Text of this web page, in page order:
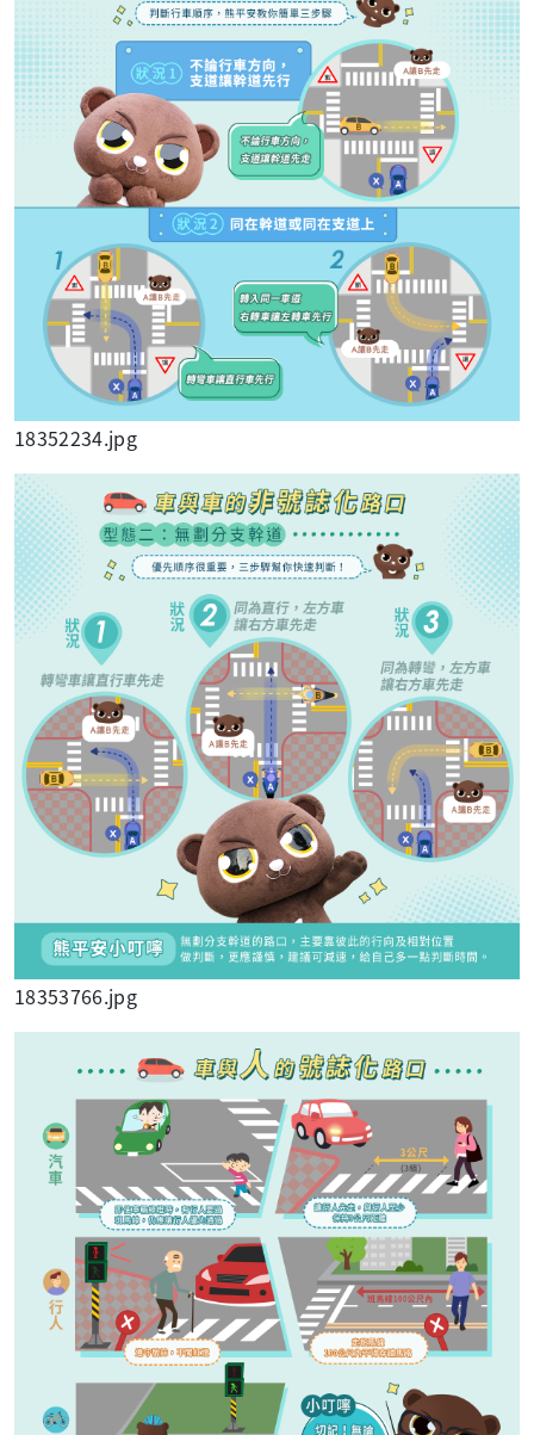
18352234.jpg
18353766.jpg